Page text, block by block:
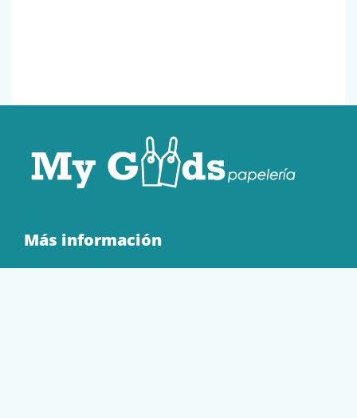
Más información